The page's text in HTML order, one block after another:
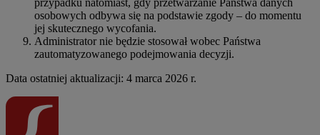
osobowych odbywa się na podstawie zgody – do momentu
jej skutecznego wycofania.
Administrator nie będzie stosował wobec Państwa
zautomatyzowanego podejmowania decyzji.
Data ostatniej aktualizacji: 4 marca 2026 r.